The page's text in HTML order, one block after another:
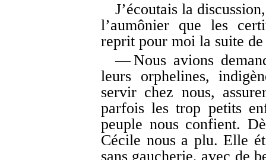
J’écoutais la
l’aumônier que les
reprit pour moi la suite
— Nous avions
leurs orphelines,
servir chez nous,
parfois les trop petits
peuple nous confient.
Cécile nous a plu. Elle
sans gaucherie, avec de